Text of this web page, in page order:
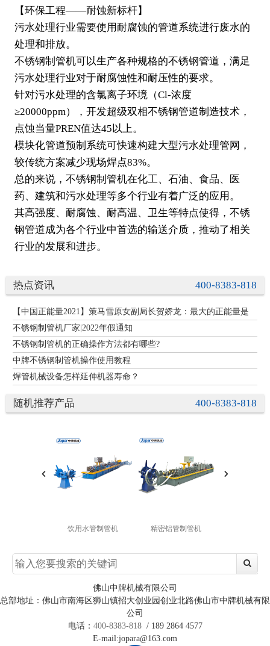
【环保工程——耐蚀新标杆】
污水处理行业需要使用耐腐蚀的管道系统进行废水的
处理和排放。
不锈钢制管机可以生产各种规格的不锈钢管道，满足
污水处理行业对于耐腐蚀性和耐压性的要求。
针对污水处理的含氯离子环境（Cl-浓度
≥20000ppm），开发超级双相不锈钢管道制造技术，
点蚀当量PREN值达45以上。
模块化管道预制系统可快速构建大型污水处理管网，
较传统方案减少现场焊点83%。
总的来说，不锈钢制管机在化工、石油、食品、医
药、建筑和污水处理等多个行业有着广泛的应用。
其高强度、耐腐蚀、耐高温、卫生等特点使得，不锈
钢管道成为各个行业中首选的输送介质，推动了相关
行业的发展和进步。
热点资讯 400-8383-818
【中国正能量2021】策马雪原女副局长贺娇龙：最大的正能量是
不锈钢制管机厂家|2022年假通知
不锈钢制管机的正确操作方法都有哪些?
中牌不锈钢制管机操作使用教程
焊管机械设备怎样延伸机器寿命？
随机推荐产品 400-8383-818
饮用水管制管机 精密铝管制管机
佛山中牌机械有限公司
总部地址：佛山市南海区狮山镇招大创业园创业北路佛山市中牌机械有限
公司
电话： 400-8383-818/ 189 2864 4577
E-mail:jopara@163.com